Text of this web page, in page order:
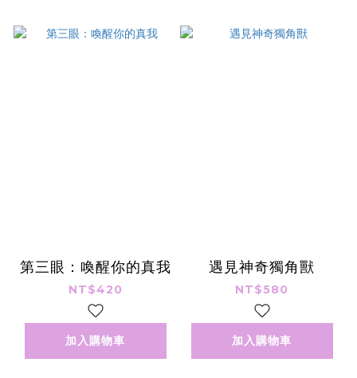
第三眼：喚醒你的真我
NT$420
加入購物車
遇見神奇獨角獸
NT$580
加入購物車